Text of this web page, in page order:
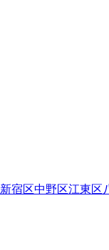
新宿区中野区江東区